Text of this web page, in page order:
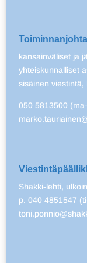
kansainväliset ja
yhteiskunnalliset
sisäinen viestintä,
050 5813500
Shakki-lehti,
p. 040 4851547